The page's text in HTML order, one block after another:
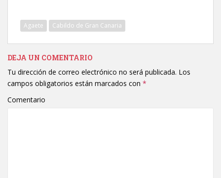
Agaete Cabildo de Gran Canaria
DEJA UN COMENTARIO
Tu dirección de correo electrónico no será publicada. Los
campos obligatorios están marcados con *
Comentario